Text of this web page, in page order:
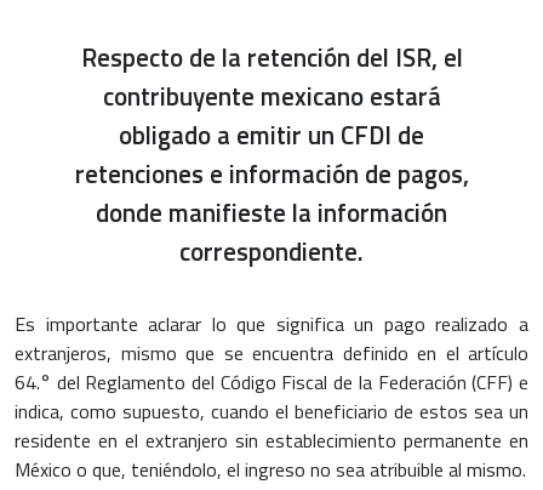
Respecto de la retención del ISR, el
contribuyente mexicano estará
obligado a emitir un CFDI de
retenciones e información de pagos,
donde manifieste la información
correspondiente.
Es importante aclarar lo que significa un pago realizado a
extranjeros, mismo que se encuentra definido en el artículo
64.° del Reglamento del Código Fiscal de la Federación (CFF) e
indica, como supuesto, cuando el beneficiario de estos sea un
residente en el extranjero sin establecimiento permanente en
México o que, teniéndolo, el ingreso no sea atribuible al mismo.